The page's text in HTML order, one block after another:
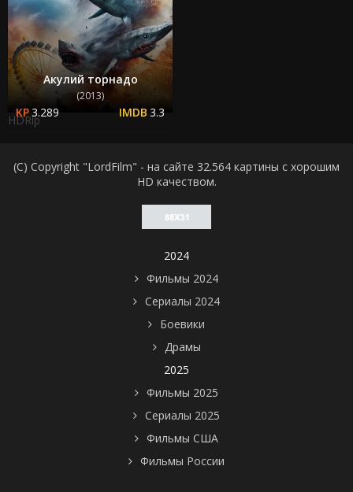
Акулий торнадо
(2013)
3.289 3.3
HDRip
(C) Copyright "LordFilm" - на сайте 32.564 картины с хорошим
HD качеством.
2024
Фильмы 2024
Сериалы 2024
Боевики
Драмы
2025
Фильмы 2025
Сериалы 2025
Фильмы США
Фильмы России